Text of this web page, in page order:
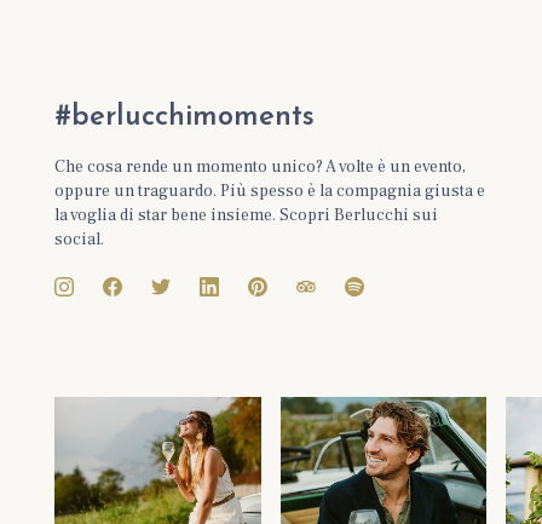
#berlucchimoments
Che cosa rende un momento unico? A volte è un evento,
oppure un traguardo. Più spesso è la compagnia giusta e
la voglia di star bene insieme. Scopri Berlucchi sui
social.